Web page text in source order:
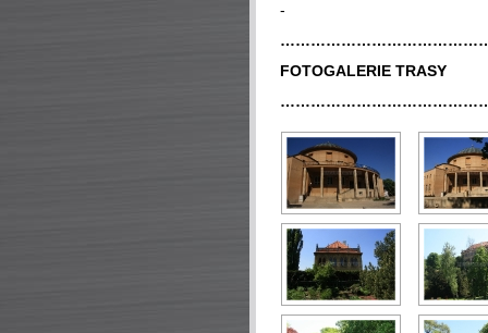
-
FOTOGALERIE TRASY